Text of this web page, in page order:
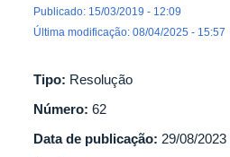
Publicado: 15/03/2019 - 12:09
Última modificação: 08/04/2025 - 15:57
Tipo: Resolução
Número: 62
Data de publicação: 29/08/2023